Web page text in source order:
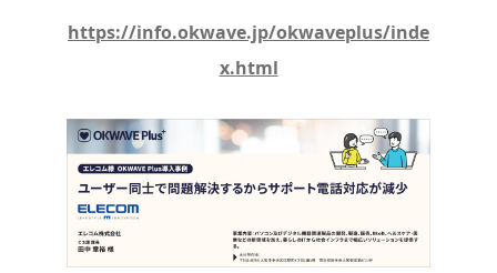
https://info.okwave.jp/okwaveplus/inde
x.html